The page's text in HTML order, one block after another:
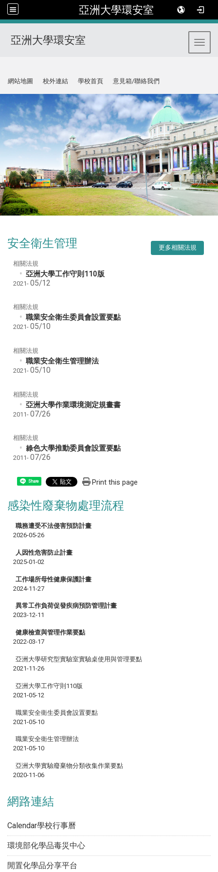
亞洲大學環安室
亞洲大學環安室
網站地圖
校外連結 學校首頁 意見箱/聯絡我們
安全衛生管理
相關法規
亞洲大學工作守則110版
2021- 05/12
相關法規
職業安全衛生委員會設置要點
2021- 05/10
相關法規
職業安全衛生管理辦法
2021- 05/10
相關法規
亞洲大學作業環境測定規畫書
2011- 07/26
相關法規
綠色大學推動委員會設置要點
2011- 07/26
Share Print this page
感染性廢棄物處理流程
職務遭受不法侵害預防計畫
2026-05-26
人因性危害防止計畫
2025-01-02
工作場所母性健康保護計畫
2024-11-27
異常工作負荷促發疾病預防管理計畫
2023-12-11
健康檢查與管理作業要點
2022-03-17
亞洲大學研究型實驗室實驗桌使用與管理要點
2021-11-26
亞洲大學工作守則110版
2021-05-12
職業安全衛生委員會設置要點
2021-05-10
職業安全衛生管理辦法
2021-05-10
亞洲大學實驗廢棄物分類收集作業要點
2020-11-06
更多相關法規
網路連結
Calendar學校行事曆
環境部化學品毒災中心
閒置化學品分享平台